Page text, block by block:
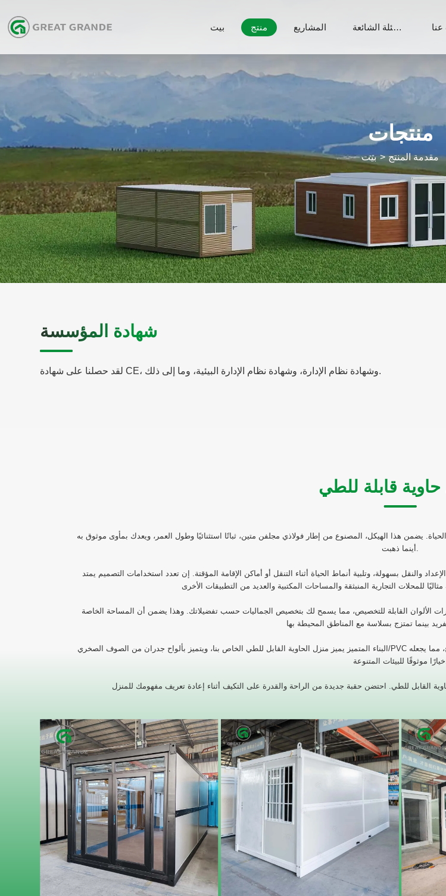
بيت منتج المشاريع الأسئلة الشائعة
منتجات
بيت مقدمة المنتج
شهادة المؤسسة
لقد حصلنا على شهادة CE، وشهادة نظام الإدارة، وشهادة نظام الإدارة البيئية، وما إلى ذلك.
قابلة للطي
يضمن هذا الهيكل، المصنوع من إطار فولاذي مجلفن متين، ثباتًا استثنائيًا وطول العمر، ويعدك بمأوى موثوق به
والنقل بسهولة، وتلبية أنماط الحياة أثناء التنقل أو أماكن الإقامة المؤقتة. إن تعدد استخدامات التصميم يمتد
الألوان القابلة للتخصيص، مما يسمح لك بتخصيص الجماليات حسب تفضيلاتك. وهذا يضمن أن المساحة الخاصة
البناء المتميز يميز منزل الحاوية القابل للطي الخاص بنا، ويتميز بألواح جدران من الصوف الصخري/PVC المقاومة للحريق والتي تضمن السلامة والعزل. وهذا يضمن الراحة والحماية في أي مناخ، مما يجعله